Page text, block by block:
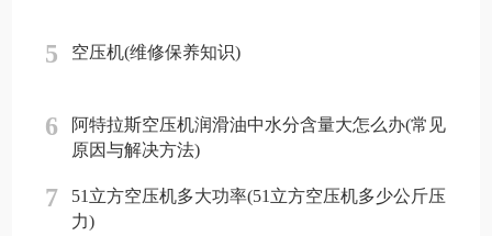
5 空压机(维修保养知识)
6
阿特拉斯空压机润滑油中水分含量大怎么办(常见
原因与解决方法)
7
51立方空压机多大功率(51立方空压机多少公斤压
力)